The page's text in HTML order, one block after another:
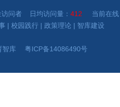
访问者 日均访问量： 412 当前在线
| 校园践行 | 政策理论 | 智库建设
区
智库 粤ICP备14086490号